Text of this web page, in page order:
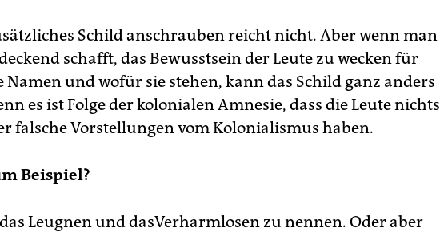
Schild anschrauben reicht nicht. Aber wenn man
schafft, das Bewusstsein der Leute zu wecken für
Namen und wofür sie stehen, kann das Schild ganz anders
es ist Folge der kolonialen Amnesie, dass die Leute nichts
falsche Vorstellungen vom Kolonialismus haben.
Beispiel?
Leugnen und dasVerharmlosen zu nennen. Oder aber